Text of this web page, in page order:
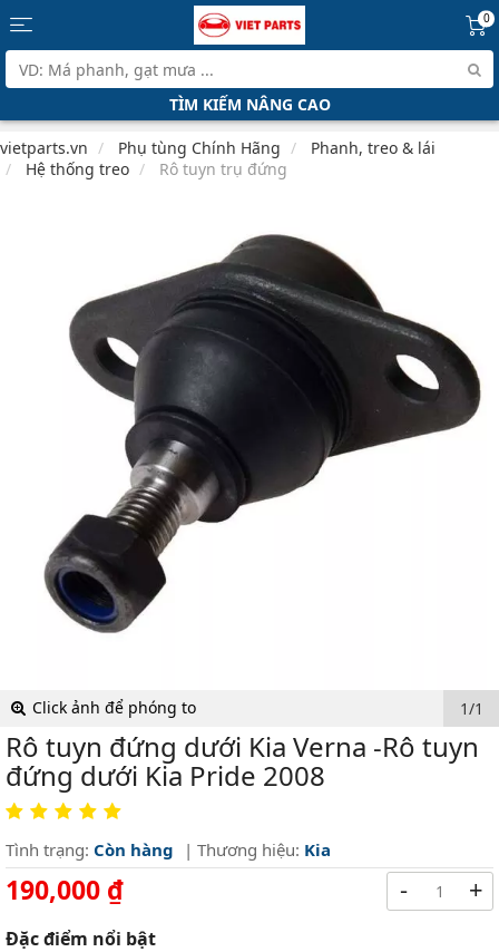
0
TÌM KIẾM NÂNG CAO
vietparts.vn Phụ tùng Chính Hãng
Phanh, treo & lái
Hệ thống treo
Rô tuyn trụ đứng
Click ảnh để phóng to 1/1
Rô tuyn đứng dưới Kia Verna -Rô tuyn
đứng dưới Kia Pride 2008
Tình trạng: Còn hàng | Thương hiệu: Kia
190,000 ₫
Đặc điểm nổi bật
- +